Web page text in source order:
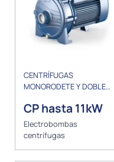
CENTRÍFUGAS
MONORODETE Y DOBLE
CP hasta 11kW
Electrobombas
centrífugas